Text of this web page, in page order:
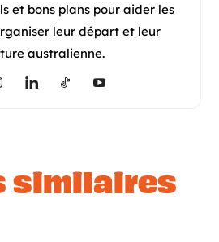
et bons plans pour aider les
leur départ et leur
australienne.
similaires